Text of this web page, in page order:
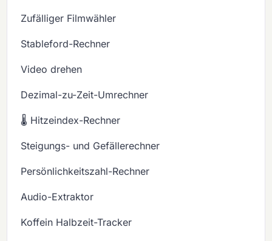
Zufälliger Filmwähler
Stableford-Rechner
Video drehen
Dezimal-zu-Zeit-Umrechner
🌡️ Hitzeindex-Rechner
Steigungs- und Gefällerechner
Persönlichkeitszahl-Rechner
Audio-Extraktor
Koffein Halbzeit-Tracker